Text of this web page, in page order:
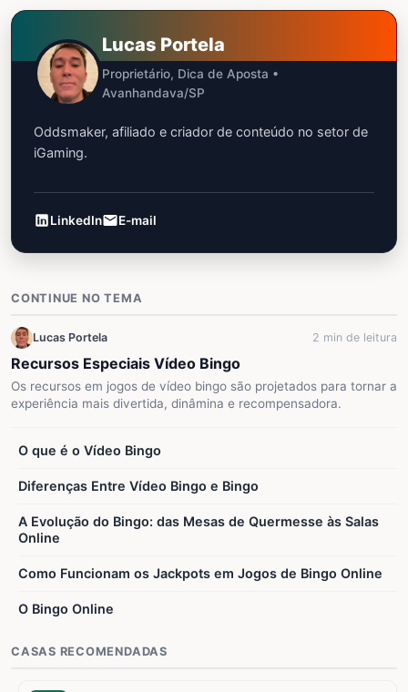
Lucas Portela
Proprietário, Dica de Aposta •
Avanhandava/SP
Oddsmaker, afiliado e criador de conteúdo no setor de
iGaming.
LinkedIn E-mail
CONTINUE NO TEMA
Lucas Portela 2 min de leitura
Recursos Especiais Vídeo Bingo
Os recursos em jogos de vídeo bingo são projetados para tornar a
experiência mais divertida, dinâmina e recompensadora.
O que é o Vídeo Bingo
Diferenças Entre Vídeo Bingo e Bingo
A Evolução do Bingo: das Mesas de Quermesse às Salas
Online
Como Funcionam os Jackpots em Jogos de Bingo Online
O Bingo Online
CASAS RECOMENDADAS